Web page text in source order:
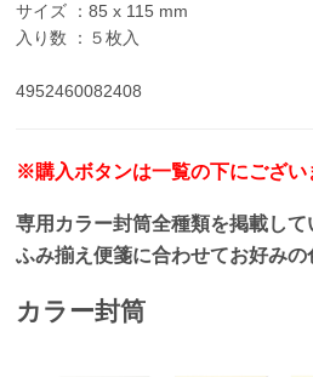
サイズ ：85 x 115 mm
入り数 ：５枚入
4952460082408
※購入ボタンは一覧の下にござい
専用カラー封筒全種類を掲載して
ふみ揃え便箋に合わせてお好みの
カラー封筒